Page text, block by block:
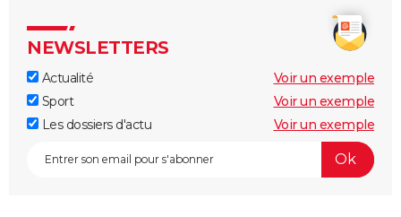
NEWSLETTERS
Actualité
Voir un exemple
Sport
Voir un exemple
Les dossiers d'actu
Voir un exemple